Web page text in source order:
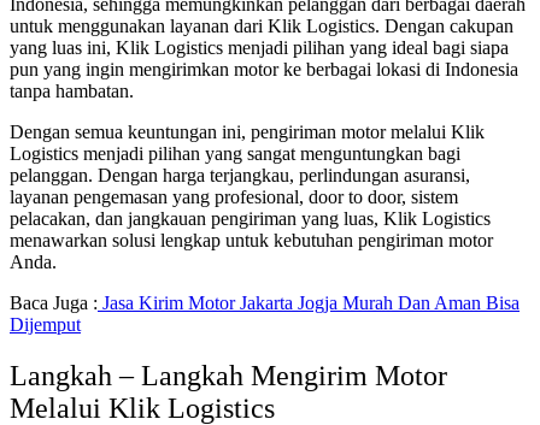
untuk menggunakan layanan dari Klik Logistics. Dengan cakupan
yang luas ini, Klik Logistics menjadi pilihan yang ideal bagi siapa
pun yang ingin mengirimkan motor ke berbagai lokasi di Indonesia
tanpa hambatan.
Dengan semua keuntungan ini, pengiriman motor melalui Klik
Logistics menjadi pilihan yang sangat menguntungkan bagi
pelanggan. Dengan harga terjangkau, perlindungan asuransi,
layanan pengemasan yang profesional, door to door, sistem
pelacakan, dan jangkauan pengiriman yang luas, Klik Logistics
menawarkan solusi lengkap untuk kebutuhan pengiriman motor
Anda.
Baca Juga : Jasa Kirim Motor Jakarta Jogja Murah Dan Aman Bisa
Dijemput
Langkah – Langkah Mengirim Motor
Melalui Klik Logistics